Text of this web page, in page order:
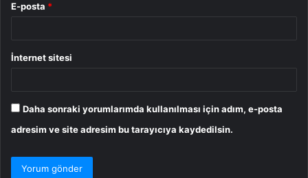
E-posta *
İnternet sitesi
Daha sonraki yorumlarımda kullanılması için adım, e-posta
adresim ve site adresim bu tarayıcıya kaydedilsin.